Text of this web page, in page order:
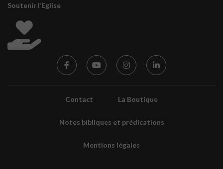
Soutenir l’Eglise
Contact La Boutique
Notes bibliques et prédications
Mentions légales